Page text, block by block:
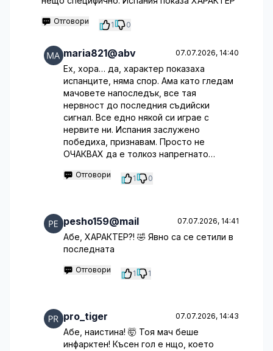
Отговори 1 0
maria821@abv 07.07.2026, 14:40
Ех, хора… да, характер показаха
испанците, няма спор. Ама като гледам
мачовете напоследък, все тая
нервност до последния съдийски
сигнал. Все едно някой си играе с
нервите ни. Испания заслужено
победиха, признавам. Просто не
ОЧАКВАХ да е толкоз напрегнато…
Отговори 1 0
pesho159@mail 07.07.2026, 14:41
Абе, ХАРАКТЕР?! 🤣 Явно са се сетили в
последната
Отговори 1 1
pro_tiger 07.07.2026, 14:43
Абе, наистина! 🤯 Тоя мач беше
инфарктен! Късен гол е нщо, което